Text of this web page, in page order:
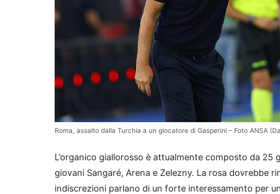
Roma, assalto dalla Turchia a un giocatore di Gasperini – Foto ANSA
L’organico giallorosso è attualmente composto da 25
giovani Sangaré, Arena e Zelezny. La rosa dovrebbe
indiscrezioni parlano di un forte interessamento per